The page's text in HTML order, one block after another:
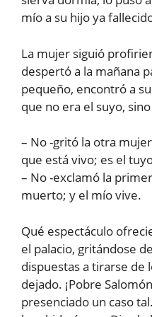
mío a su hijo ya
La mujer siguió
despertó a la mañana
pequeño, encontró a
que no era el suyo,
– No -gritó la otra
que está vivo; es el
– No -exclamó la
muerto; y el mío vive.
Qué espectáculo
el palacio, gritándose
dispuestas a tirarse de
dejado. ¡Pobre
presenciado un caso